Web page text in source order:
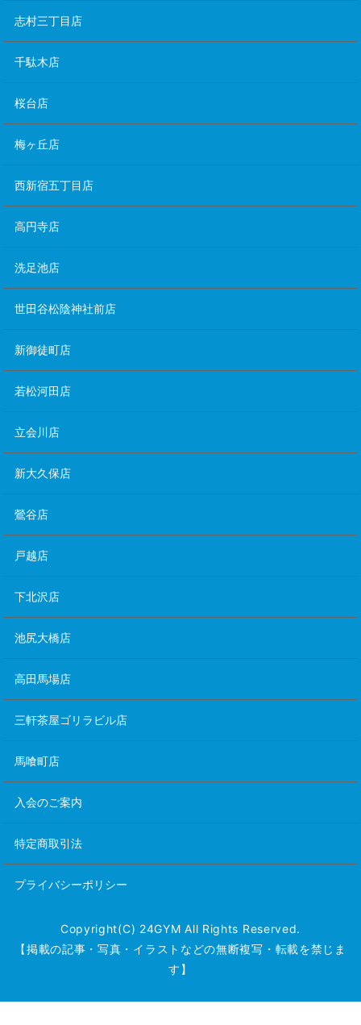
志村三丁目店
千駄木店
桜台店
梅ヶ丘店
西新宿五丁目店
高円寺店
洗足池店
世田谷松陰神社前店
新御徒町店
若松河田店
立会川店
新大久保店
鶯谷店
戸越店
下北沢店
池尻大橋店
高田馬場店
三軒茶屋ゴリラビル店
馬喰町店
入会のご案内
特定商取引法
プライバシーポリシー
Copyright(C) 24GYM All Rights Reserved.
【掲載の記事・写真・イラストなどの無断複写・転載を禁じま
す】